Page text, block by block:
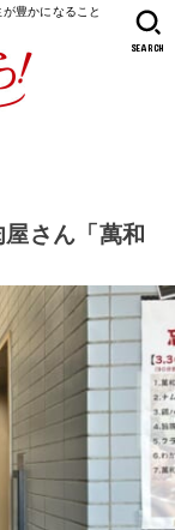
豊かになること
SEARCH
さん「萬和